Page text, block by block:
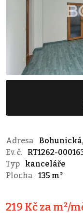
Adresa
Ev. č.
RT1262-
Typ
kanceláře
Plocha
135 m²
219 Kč za m²/